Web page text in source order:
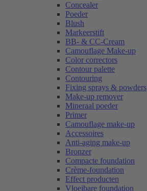
Concealer
Poeder
Blush
Markeerstift
BB- & CC-Cream
Camouflage Make-up
Color correctors
Contour palette
Contouring
Fixing sprays & powders
Make-up remover
Mineraal poeder
Primer
Camouflage make-up
Accessoires
Anti-aging make-up
Bronzer
Compacte foundation
Crème-foundation
Effect producten
Vloeibare foundation